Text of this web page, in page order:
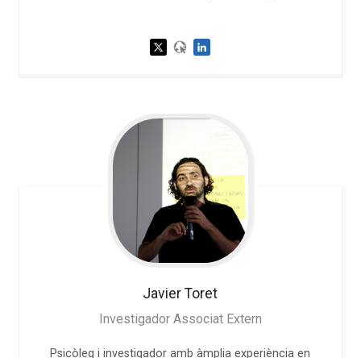
Javier Toret
Investigador Associat Extern
Psicòleg i investigador amb àmplia experiència en